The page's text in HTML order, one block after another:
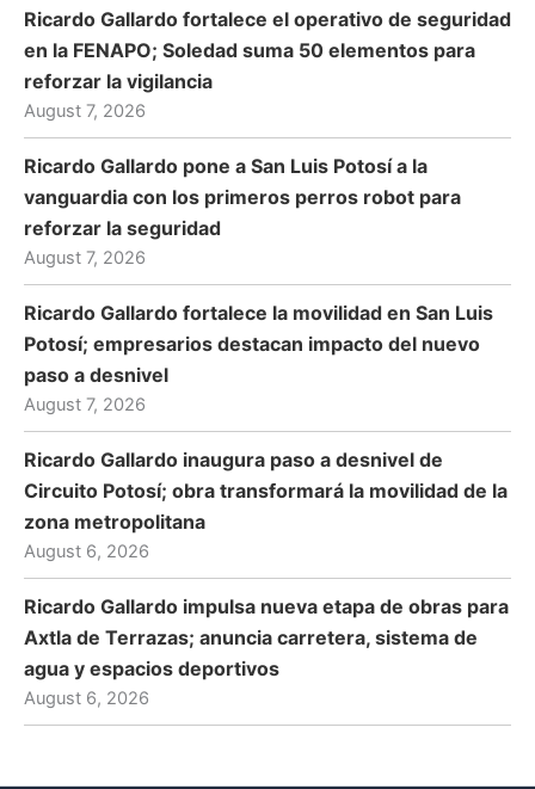
Ricardo Gallardo fortalece el operativo de seguridad
en la FENAPO; Soledad suma 50 elementos para
reforzar la vigilancia
August 7, 2026
Ricardo Gallardo pone a San Luis Potosí a la
vanguardia con los primeros perros robot para
reforzar la seguridad
August 7, 2026
Ricardo Gallardo fortalece la movilidad en San Luis
Potosí; empresarios destacan impacto del nuevo
paso a desnivel
August 7, 2026
Ricardo Gallardo inaugura paso a desnivel de
Circuito Potosí; obra transformará la movilidad de la
zona metropolitana
August 6, 2026
Ricardo Gallardo impulsa nueva etapa de obras para
Axtla de Terrazas; anuncia carretera, sistema de
agua y espacios deportivos
August 6, 2026